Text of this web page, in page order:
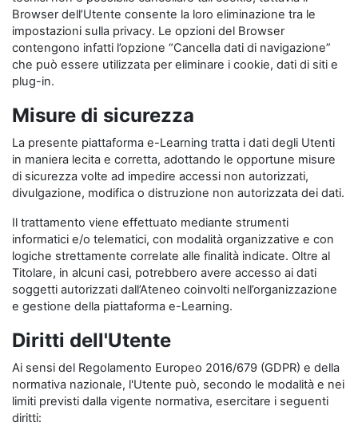
Browser dell’Utente consente la loro eliminazione tra le
impostazioni sulla privacy. Le opzioni del Browser
contengono infatti l’opzione “Cancella dati di navigazione”
che può essere utilizzata per eliminare i cookie, dati di siti e
plug-in.
Misure di sicurezza
La presente piattaforma e-Learning tratta i dati degli Utenti
in maniera lecita e corretta, adottando le opportune misure
di sicurezza volte ad impedire accessi non autorizzati,
divulgazione, modifica o distruzione non autorizzata dei dati.
Il trattamento viene effettuato mediante strumenti
informatici e/o telematici, con modalità organizzative e con
logiche strettamente correlate alle finalità indicate. Oltre al
Titolare, in alcuni casi, potrebbero avere accesso ai dati
soggetti autorizzati dall’Ateneo coinvolti nell’organizzazione
e gestione della piattaforma e-Learning.
Diritti dell'Utente
Ai sensi del Regolamento Europeo 2016/679 (GDPR) e della
normativa nazionale, l'Utente può, secondo le modalità e nei
limiti previsti dalla vigente normativa, esercitare i seguenti
diritti: